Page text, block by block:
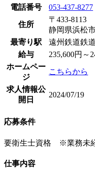
電話番号
053-437-8277
住所
〒433-8113
静岡県浜松
最寄り駅
遠州鉄道鉄
給与
235,600円～
ホームペー
ジ
こちらから
求人情報公
開日
2024/07/19
応募条件
要衛生士資格 ※業務未
仕事内容